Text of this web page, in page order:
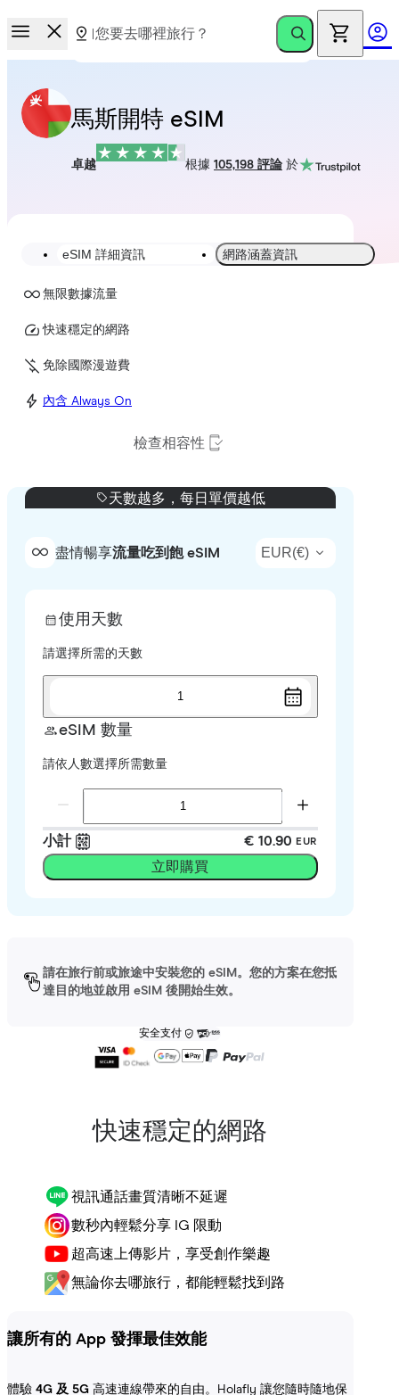
馬斯開特 eSIM
卓越 根據 105,198 評論 於
eSIM 詳細資訊 網路涵蓋資訊
無限數據流量
快速穩定的網路
免除國際漫遊費
內含 Always On
檢查相容性
天數越多，每日單價越低
盡情暢享流量吃到飽 eSIM EUR(€)
使用天數
請選擇所需的天數
1
eSIM 數量
請依人數選擇所需數量
小計 € 10.90 EUR
立即購買
請在旅行前或旅途中安裝您的 eSIM。您的方案在您抵
達目的地並啟用 eSIM 後開始生效。
安全支付
快速穩定的網路
視訊通話畫質清晰不延遲
數秒內輕鬆分享 IG 限動
超高速上傳影片，享受創作樂趣
無論你去哪旅行，都能輕鬆找到路
讓所有的 App 發揮最佳效能
體驗 4G 及 5G 高速連線帶來的自由。Holafly 讓您隨時隨地保